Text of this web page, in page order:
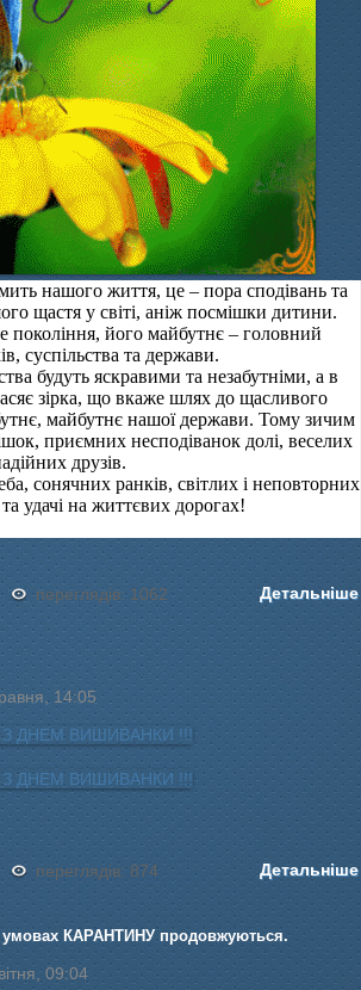
нашого життя, це – пора сподівань та
щастя у світі, аніж посмішки дитини.
покоління, його майбутнє – головний
суспільства та держави.
будуть яскравими та незабутніми, а в
зірка, що вкаже шлях до щасливого
майбутнє нашої держави. Тому зичим
приємних несподіванок долі, веселих
друзів.
сонячних ранків, світлих і неповторних
удачі на життєвих дорогах!
переглядів: 1062 Детальніше
14:05
переглядів: 874 Детальніше
умовах КАРАНТИНУ продовжуються.
09:04